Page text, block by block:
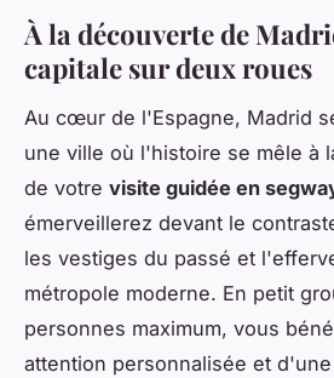
À la découverte de
capitale sur deux roues
Au cœur de l'Espagne, Madrid
une ville où l'histoire se mêle à
de votre visite guidée en
émerveillerez devant le
les vestiges du passé et
métropole moderne. En petit
personnes maximum, vous
attention personnalisée et